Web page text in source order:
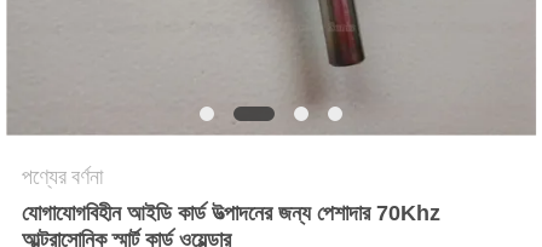
গোপনীয়তা
নীতি
পণ্যের বর্ণনা
যোগাযোগবিহীন আইডি কার্ড উত্পাদনের জন্য পেশাদার 70Khz
আল্ট্রাসোনিক স্মার্ট কার্ড ওয়েল্ডার